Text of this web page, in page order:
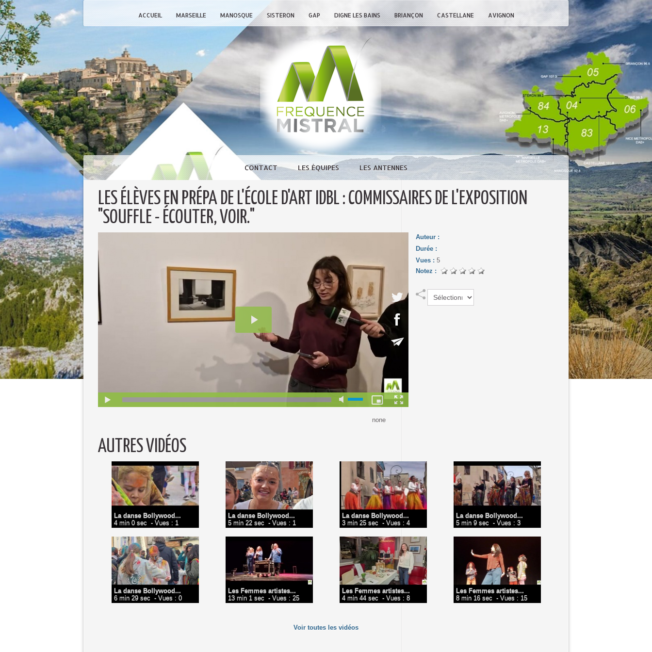
ACCUEIL MARSEILLE MANOSQUE SISTERON GAP DIGNE LES BAINS BRIANÇON CASTELLANE AVIGNON
CONTACT LES ÉQUIPES LES ANTENNES
LES ÉLÈVES EN PRÉPA DE L'ÉCOLE D'ART IDBL : COMMISSAIRES DE L'EXPOSITION
"SOUFFLE - ÉCOUTER, VOIR."
Auteur :
Durée :
Vues : 5
Notez :
none
AUTRES VIDÉOS
La danse Bollywood...
4 min 0 sec - Vues : 1
La danse Bollywood...
5 min 22 sec - Vues : 1
La danse Bollywood...
3 min 25 sec - Vues : 4
La danse Bollywood...
5 min 9 sec - Vues : 3
La danse Bollywood...
6 min 29 sec - Vues : 0
Les Femmes artistes...
13 min 1 sec - Vues : 25
Les Femmes artistes...
4 min 44 sec - Vues : 8
Les Femmes artistes...
8 min 16 sec - Vues : 15
Voir toutes les vidéos